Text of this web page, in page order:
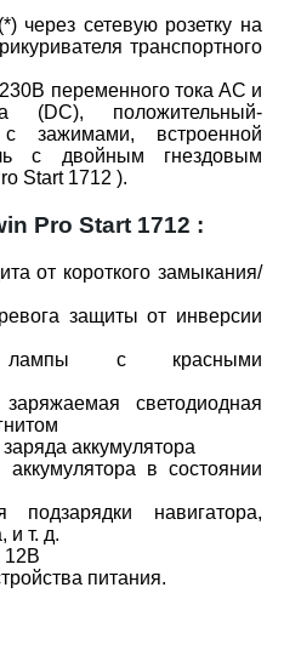
через сетевую розетку на
транспортного
переменного тока AC и
(DC), положительный-
зажимами, встроенной
с двойным гнездовым
Start 1712 ).
Pro Start 1712 :
от короткого замыкания/
защиты от инверсии
с красными
светодиодная
аккумулятора
аккумулятора в состоянии
навигатора,
и т. д.
12В
питания.